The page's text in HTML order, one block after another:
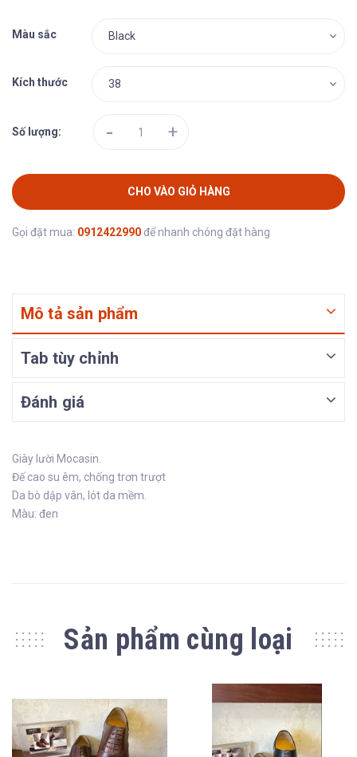
Màu sắc
Kích thước
Số lượng: - +
CHO VÀO GIỎ HÀNG
Gọi đặt mua: 0912422990để nhanh chóng đặt hàng
Mô tả sản phẩm
Tab tùy chỉnh
Đánh giá
Giày lười Mocasin.
Đế cao su êm, chống trơn trượt
Da bò dập vân, lót da mềm.
Màu: đen
Sản phẩm cùng loại